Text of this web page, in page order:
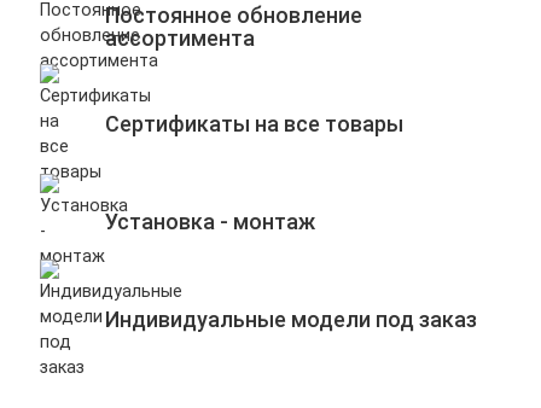
Постоянное обновление
ассортимента
Сертификаты на все товары
Установка - монтаж
Индивидуальные модели под заказ